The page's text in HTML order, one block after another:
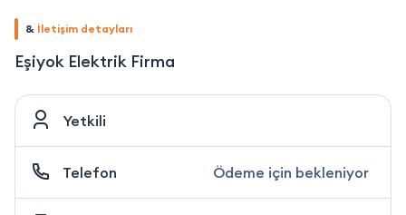
& İletişim detayları
Eşiyok Elektrik Firma
Yetkili
Telefon Ödeme için bekleniyor